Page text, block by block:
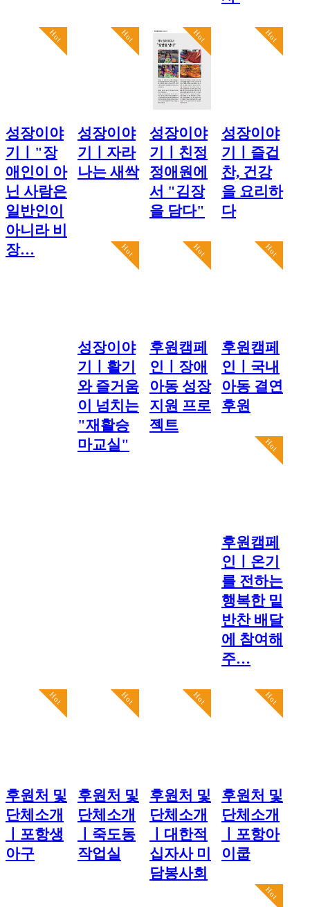
Hot
성장이야
기ㅣ"장
애인이 아
닌 사람은
일반인이
아니라 비
장…
Hot
성장이야
기ㅣ자라
나는 새싹
Hot
성장이야
기ㅣ친정
정애원에
서 "김장
을 담다"
Hot
성장이야
기ㅣ즐겁
찬, 건강
을 요리하
다
Hot
성장이야
기ㅣ활기
와 즐거움
이 넘치는
"재활승
마교실"
Hot
후원캠페
인ㅣ장애
아동 성장
지원 프로
젝트
Hot
후원캠페
인ㅣ국내
아동 결연
후원
Hot
후원캠페
인ㅣ온기
를 전하는
행복한 밑
반찬 배달
에 참여해
주…
Hot
후원처 및
단체소개
ㅣ포항생
아구
Hot
후원처 및
단체소개
ㅣ죽도동
작업실
Hot
후원처 및
단체소개
ㅣ대한적
십자사 미
담봉사회
Hot
후원처 및
단체소개
ㅣ포항아
이쿱
Hot